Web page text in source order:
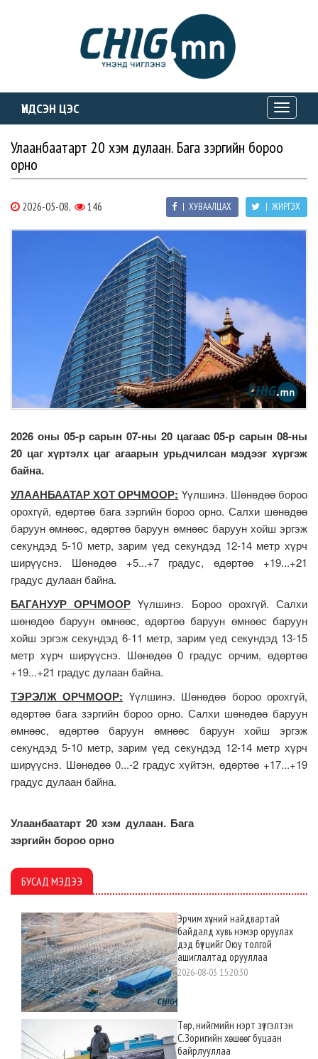
ҮНДСЭН ЦЭС
Toggle
Улаанбаатарт 20 хэм дулаан. Бага зэргийн бороо
орно
2026-05-08, 146 | ЖИРГЭХ
| ХУВААЛЦАХ
2026 оны 05-р сарын 07-ны 20 цагаас 05-р сарын 08-ны
20 цаг хүртэлх цаг агаарын урьдчилсан мэдээг хүргэж
байна.
УЛААНБААТАР ХОТ ОРЧМООР: Үүлшинэ. Шөнөдөө бороо
орохгүй, өдөртөө бага зэргийн бороо орно. Салхи шөнөдөө
баруун өмнөөс, өдөртөө баруун өмнөөс баруун хойш эргэж
секундэд 5-10 метр, зарим үед секундэд 12-14 метр хүрч
ширүүснэ. Шөнөдөө +5...+7 градус, өдөртөө +19...+21
градус дулаан байна.
БАГАНУУР ОРЧМООР Үүлшинэ. Бороо орохгүй. Салхи
шөнөдөө баруун өмнөөс, өдөртөө баруун өмнөөс баруун
хойш эргэж секундэд 6-11 метр, зарим үед секундэд 13-15
метр хүрч ширүүснэ. Шөнөдөө 0 градус орчим, өдөртөө
+19...+21 градус дулаан байна.
ТЭРЭЛЖ ОРЧМООР: Үүлшинэ. Шөнөдөө бороо орохгүй,
өдөртөө бага зэргийн бороо орно. Салхи шөнөдөө баруун
өмнөөс, өдөртөө баруун өмнөөс баруун хойш эргэж
секундэд 5-10 метр, зарим үед секундэд 12-14 метр хүрч
ширүүснэ. Шөнөдөө 0...-2 градус хүйтэн, өдөртөө +17...+19
градус дулаан байна.
Улаанбаатарт 20 хэм дулаан. Бага
зэргийн бороо орно
БУСАД МЭДЭЭ
Эрчим хүчний найдвартай
байдалд хувь нэмэр оруулах
дэд бүтцийг Оюу толгой
ашиглалтад орууллаа
2026-08-03 15:20:30
Төр, нийгмийн нэрт зүтгэлтэн
С.Зоригийн хөшөөг буцаан
байрлууллаа